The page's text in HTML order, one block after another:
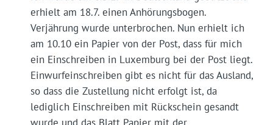
erhielt am 18.7. einen Anhörungsbogen.
Verjährung wurde unterbrochen. Nun erhielt ich
am 10.10 ein Papier von der Post, dass für mich
ein Einschreiben in Luxemburg bei der Post liegt.
Einwurfeinschreiben gibt es nicht für das Ausland,
so dass die Zustellung nicht erfolgt ist, da
lediglich Einschreiben mit Rückschein gesandt